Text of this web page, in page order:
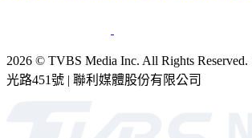
2026 © TVBS Media Inc. All Rights
光路451號 | 聯利媒體股份有限公司